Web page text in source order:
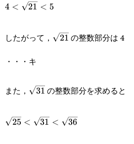
4 < 21 < 5
したがって， \sqrt{21}
21 の整数部分は 4
・・・キ
また， \sqrt{31}
31 の整数部分を求めると
\sqrt{25}\lt\sqrt{31}\lt\sqrt{36}
25 < 31 < 36